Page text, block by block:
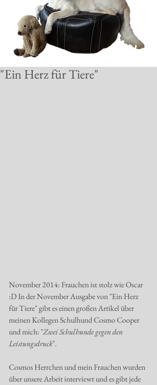
"Ein Herz für Tiere"
November 2014: Frauchen ist stolz wie Oscar
:D In der November Ausgabe von "Ein Herz
für Tiere" gibt es einen großen Artikel über
meinen Kollegen Schulhund Cosmo Cooper
und mich: "Zwei Schulhunde gegen den
Leistungsdruck".
Cosmos Herrchen und mein Frauchen wurden
über unsere Arbeit interviewt und es gibt jede